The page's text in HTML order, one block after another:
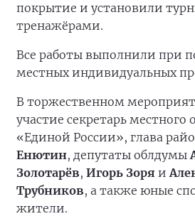
покрытие и установили
тренажёрами.
Все работы выполнили при
местных индивидуальных
В торжественном
участие секретарь местного
«Единой России», глава
Енютин, депутаты облдумы
Золотарёв, Игорь Зоря и
Трубников, а также юные
жители.